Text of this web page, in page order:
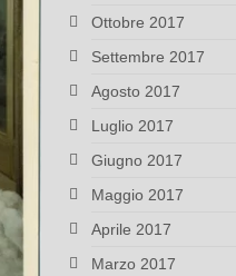
Ottobre 2017
Settembre 2017
Agosto 2017
Luglio 2017
Giugno 2017
Maggio 2017
Aprile 2017
Marzo 2017